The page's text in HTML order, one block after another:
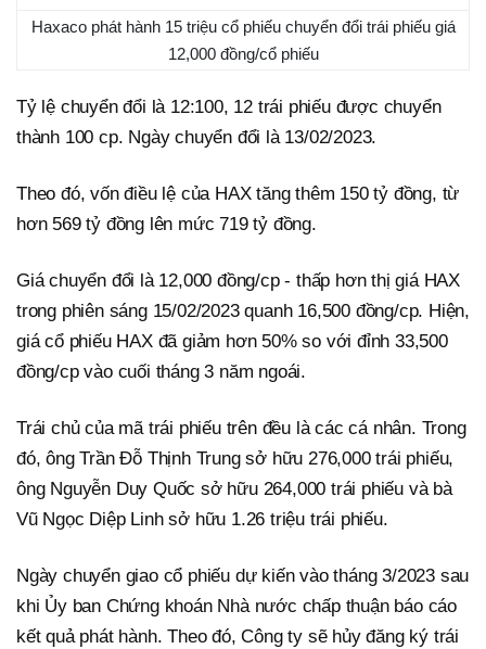
Haxaco phát hành 15 triệu cổ phiếu chuyển đổi trái phiếu giá
12,000 đồng/cổ phiếu
Tỷ lệ chuyển đổi là 12:100, 12 trái phiếu được chuyển
thành 100 cp. Ngày chuyển đổi là 13/02/2023.
Theo đó, vốn điều lệ của HAX tăng thêm 150 tỷ đồng, từ
hơn 569 tỷ đồng lên mức 719 tỷ đồng.
Giá chuyển đổi là 12,000 đồng/cp - thấp hơn thị giá HAX
trong phiên sáng 15/02/2023 quanh 16,500 đồng/cp. Hiện,
giá cổ phiếu HAX đã giảm hơn 50% so với đỉnh 33,500
đồng/cp vào cuối tháng 3 năm ngoái.
Trái chủ của mã trái phiếu trên đều là các cá nhân. Trong
đó, ông Trần Đỗ Thịnh Trung sở hữu 276,000 trái phiếu,
ông Nguyễn Duy Quốc sở hữu 264,000 trái phiếu và bà
Vũ Ngọc Diệp Linh sở hữu 1.26 triệu trái phiếu.
Ngày chuyển giao cổ phiếu dự kiến vào tháng 3/2023 sau
khi Ủy ban Chứng khoán Nhà nước chấp thuận báo cáo
kết quả phát hành. Theo đó, Công ty sẽ hủy đăng ký trái